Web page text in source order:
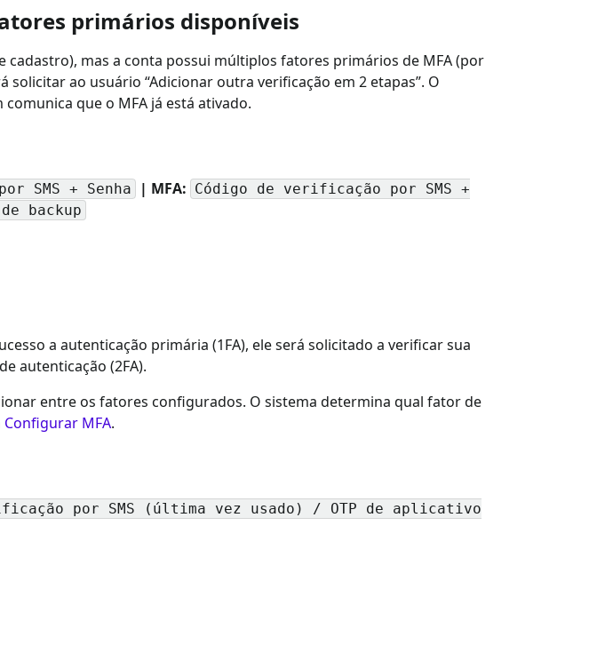
primários disponíveis
mas a conta possui múltiplos fatores primários de MFA (por
ao usuário “Adicionar outra verificação em 2 etapas”. O
que o MFA já está ativado.
SMS + Senha | MFA: Código de verificação por SMS +
backup
a autenticação primária (1FA), ele será solicitado a verificar sua
autenticação (2FA).
entre os fatores configurados. O sistema determina qual fator de
Configurar MFA.
por SMS (última vez usado) / OTP de aplicativo